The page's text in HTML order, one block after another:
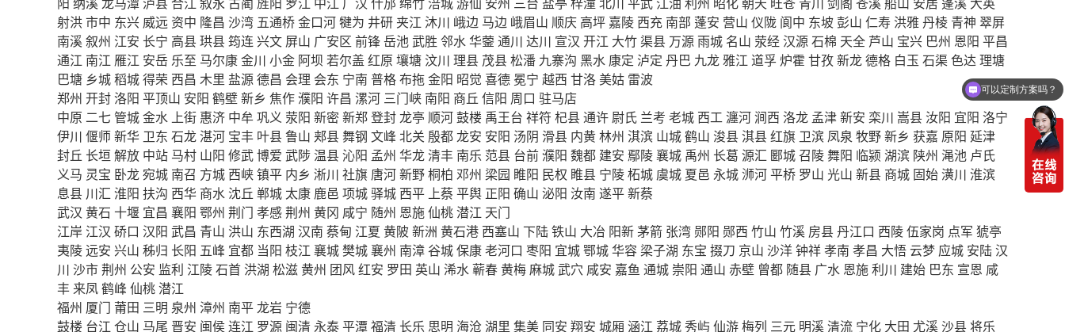
射洪市中 东兴 威远 资中 隆昌 沙湾 五通桥金口河犍为 井研 夹江 沐川 峨边 马边 峨眉山 顺庆 高坪 嘉陵 西充 南部 蓬安 营山 仪陇 阆中 东坡彭山 仁寿 洪雅丹棱 青神 翠屏
南溪叙州 江安 长宁 高县珙县筠连兴文 屏山 广安区 前锋岳池武胜 邻水华蓥 通川 达川 宣汉 开江 大竹 渠县 万源雨城 名山 荥经汉源石棉 天全 芦山 宝兴 巴州 恩阳 平昌
通江 南江 雁江 安岳 乐至 马尔康金川 小金 阿坝 若尔盖 红原 壤塘 汶川 理县 茂县松潘 九寨沟 黑水 康定 泸定 丹巴 九龙雅江 道孚炉霍 甘孜新龙德格 白玉 石渠色达 理塘
巴塘 乡城稻城得荣 西昌 木里 盐源德昌 会理 会东 宁南 普格布拖金阳 昭觉 喜德 冕宁 越西 甘洛 美姑 雷波
郑州 开封洛阳 平顶山 安阳 鹤壁新乡 焦作濮阳 许昌 漯河 三门峡 南阳 商丘 信阳 周口 驻马店
中原 二七 管城金水 上街 惠济 中牟巩义 荥阳 新密 新郑登封龙亭 顺河鼓楼 禹王台 祥符 杞县通许 尉氏 兰考 老城 西工瀍河涧西 洛龙 孟津新安 栾川 嵩县 汝阳 宜阳 洛宁
伊川 偃师新华 卫东 石龙湛河 宝丰 叶县鲁山 郏县舞钢 文峰 北关 殷都龙安 安阳 汤阴 滑县 内黄林州 淇滨 山城鹤山 浚县淇县红旗 卫滨 凤泉 牧野新乡 获嘉 原阳 延津
封丘 长垣解放 中站 马村 山阳 修武博爱 武陟 温县沁阳 孟州 华龙清丰 南乐 范县 台前濮阳 魏都 建安 鄢陵襄城 禹州 长葛 源汇 郾城召陵舞阳 临颍 湖滨 陕州 渑池 卢氏
义马 灵宝 卧龙宛城 南召 方城 西峡镇平 内乡 淅川 社旗 唐河新野桐柏 邓州 梁园 睢阳 民权 睢县 宁陵柘城 虞城 夏邑 永城浉河平桥 罗山 光山 新县 商城 固始潢川 淮滨
息县 川汇 淮阳 扶沟 西华 商水 沈丘 郸城 太康 鹿邑 项城驿城 西平 上蔡 平舆 正阳 确山 泌阳 汝南 遂平新蔡
武汉 黄石 十堰 宜昌 襄阳 鄂州 荆门 孝感荆州 黄冈 咸宁 随州 恩施仙桃潜江 天门
江岸 江汉 硚口 汉阳 武昌 青山 洪山 东西湖 汉南 蔡甸 江夏 黄陂 新洲 黄石港 西塞山 下陆铁山 大冶 阳新茅箭 张湾 郧阳 郧西 竹山 竹溪 房县丹江口 西陵伍家岗 点军 猇亭
夷陵远安 兴山 秭归 长阳 五峰 宜都 当阳 枝江 襄城樊城襄州 南漳谷城保康老河口 枣阳 宜城鄂城华容 梁子湖 东宝 掇刀 京山 沙洋钟祥孝南 孝昌 大悟 云梦 应城 安陆汉
川 沙市荆州 公安 监利 江陵石首 洪湖 松滋黄州 团风红安 罗田 英山 浠水蕲春黄梅麻城武穴 咸安 嘉鱼 通城 崇阳 通山 赤壁 曾都 随县 广水 恩施利川 建始 巴东 宣恩 咸
丰 来凤鹤峰 仙桃潜江
福州 厦门 莆田 三明 泉州 漳州 南平龙岩 宁德
鼓楼 台江 仓山 马尾 晋安 闽侯连江 罗源 闽清 永泰平潭福清 长乐 思明 海沧 湖里 集美 同安 翔安 城厢 涵江 荔城秀屿仙游梅列 三元 明溪清流 宁化 大田 尤溪沙县将乐
你们电话多少
可以定制方案吗？